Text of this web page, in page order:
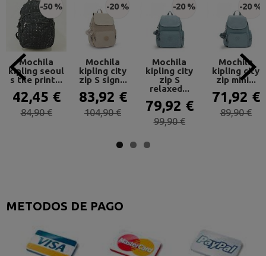
METODOS DE PAGO
-50 %
Mochila
kipling seoul
s tile print...
42,45 €
84,90 €
-20 %
Mochila
kipling city
zip S sign...
83,92 €
104,90 €
-20 %
Mochila
kipling city
zip S
relaxed...
79,92 €
99,90 €
-20 %
Mochila
kipling city
zip mini...
71,92 €
89,90 €